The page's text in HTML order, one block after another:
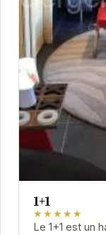
1+1
★★★★★
Le 1+1 est un